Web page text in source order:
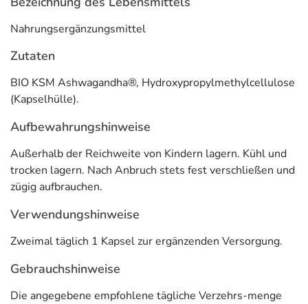
Nahrungsergänzungsmittel
Zutaten
BIO KSM Ashwagandha®, Hydroxypropylmethylcellulose
(Kapselhülle).
Aufbewahrungshinweise
Außerhalb der Reichweite von Kindern lagern. Kühl und
trocken lagern. Nach Anbruch stets fest verschließen und
zügig aufbrauchen.
Verwendungshinweise
Zweimal täglich 1 Kapsel zur ergänzenden Versorgung.
Gebrauchshinweise
Die angegebene empfohlene tägliche Verzehrs-menge